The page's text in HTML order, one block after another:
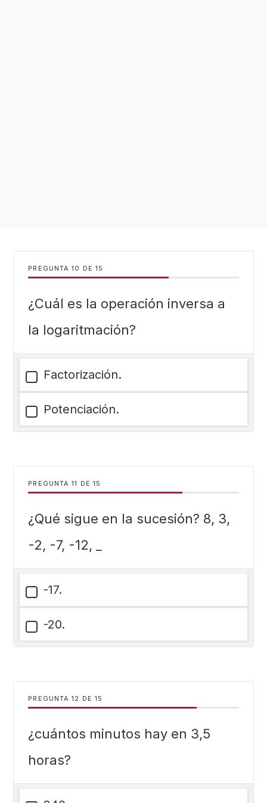
PREGUNTA DE 15
¿Cuál es la operación inversa a
la logaritmación?
Factorización.
Potenciación.
PREGUNTA DE 15
¿Qué sigue en la sucesión? 8, 3,
-2, -7, -12, _
-17.
-20.
PREGUNTA DE 15
¿cuántos minutos hay en 3,5
horas?